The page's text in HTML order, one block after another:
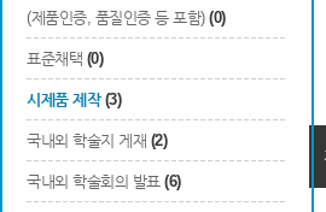
(제품인증, 품질인증 등 포함) (0)
표준채택 (0)
시제품 제작 (3)
국내외 학술지 게재 (2)
국내외 학술회의 발표 (6)
개인정보처리방침 회원가입약관